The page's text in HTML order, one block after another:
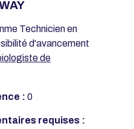
Technicien en
d'avancement
de
: 0
requises :